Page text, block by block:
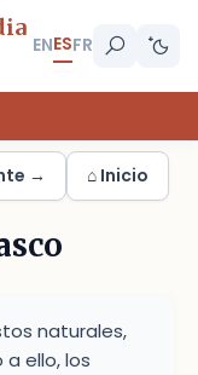
ENESFR
→ ⌂ Inicio
naturales,
ello, los